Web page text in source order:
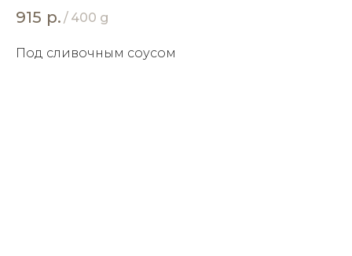
915 р. / 400 g
Под сливочным соусом